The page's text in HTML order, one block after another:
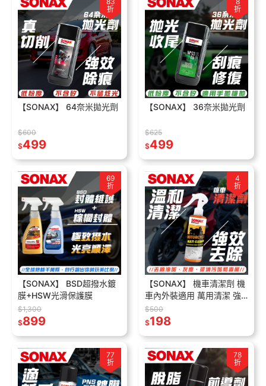
折
【SONAX】 64奈米拋光劑
$600
$499
折
【SONAX】 36奈米拋光劑
$625
$499
69
折
【SONAX】 BSD超撥水鍍
膜+HSW光滑保護膜
$1,300
$899
4
折
【SONAX】 機車清潔劑 機
車內外裝適用 萬用清潔 強
效清潔 溫和
$500
$198
77
折
78
折